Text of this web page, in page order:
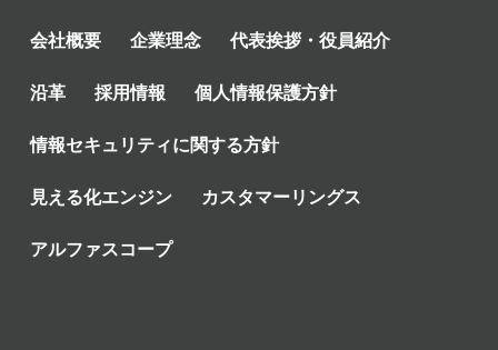
会社概要 企業理念 代表挨拶・役員紹介
沿革 採用情報 個人情報保護方針
情報セキュリティに関する方針
見える化エンジン カスタマーリングス
アルファスコープ